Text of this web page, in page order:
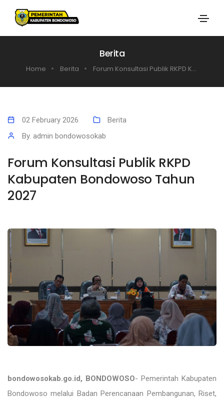
Berita
Home Berita Forum Konsultasi Publik RKPD K...
02 February 2026
Berita
By. admin bondowosokab
Forum Konsultasi Publik RKPD
Kabupaten Bondowoso Tahun
2027
bondowosokab.go.id, BONDOWOSO- Pemerintah Kabupaten
Bondowoso melalui Badan Perencanaan Pembangunan, Riset,